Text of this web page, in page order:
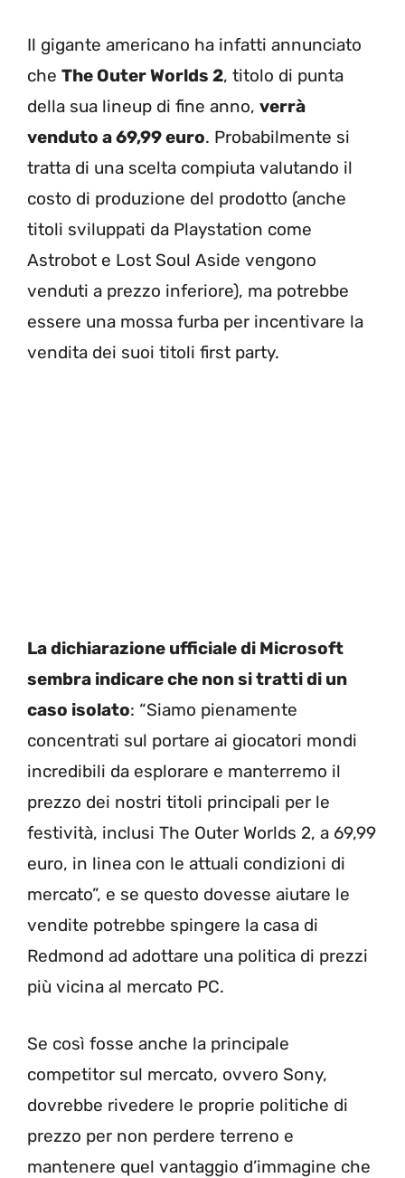
Il gigante americano ha infatti annunciato
che The Outer Worlds 2, titolo di punta
della sua lineup di fine anno, verrà
venduto a 69,99 euro. Probabilmente si
tratta di una scelta compiuta valutando il
costo di produzione del prodotto (anche
titoli sviluppati da Playstation come
Astrobot e Lost Soul Aside vengono
venduti a prezzo inferiore), ma potrebbe
essere una mossa furba per incentivare la
vendita dei suoi titoli first party.
La dichiarazione ufficiale di Microsoft
sembra indicare che non si tratti di un
caso isolato: “Siamo pienamente
concentrati sul portare ai giocatori mondi
incredibili da esplorare e manterremo il
prezzo dei nostri titoli principali per le
festività, inclusi The Outer Worlds 2, a 69,99
euro, in linea con le attuali condizioni di
mercato”, e se questo dovesse aiutare le
vendite potrebbe spingere la casa di
Redmond ad adottare una politica di prezzi
più vicina al mercato PC.
Se così fosse anche la principale
competitor sul mercato, ovvero Sony,
dovrebbe rivedere le proprie politiche di
prezzo per non perdere terreno e
mantenere quel vantaggio d’immagine che